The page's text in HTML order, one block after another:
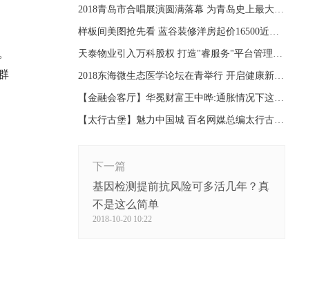
2018青岛市合唱展演圆满落幕 为青岛史上最大规模
样板间美图抢先看 蓝谷装修洋房起价16500近地铁
天泰物业引入万科股权 打造"睿服务"平台管理系统
2018东海微生态医学论坛在青举行 开启健康新时代
【金融会客厅】华冕财富王中晔:通胀情况下这样理财
【太行古堡】魅力中国城 百名网媒总编太行古堡行
下一篇
基因检测提前抗风险可多活几年？真
不是这么简单
2018-10-20 10:22